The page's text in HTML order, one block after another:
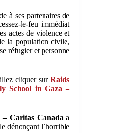
à ses partenaires de
le-feu immédiat
actes de violence et
la population civile,
réfugier et personne
cliquer surRaids
School in Gaza –
– Caritas Canadaa
dénonçant l’horrible